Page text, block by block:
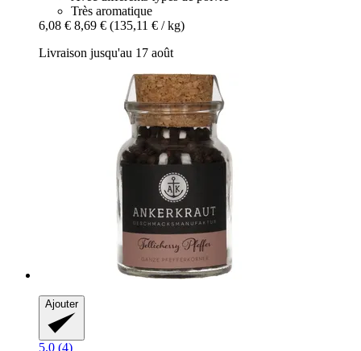
Très aromatique
6,08 € 8,69 € (135,11 € / kg)
Livraison jusqu'au 17 août
Ajouter
5.0 (4)